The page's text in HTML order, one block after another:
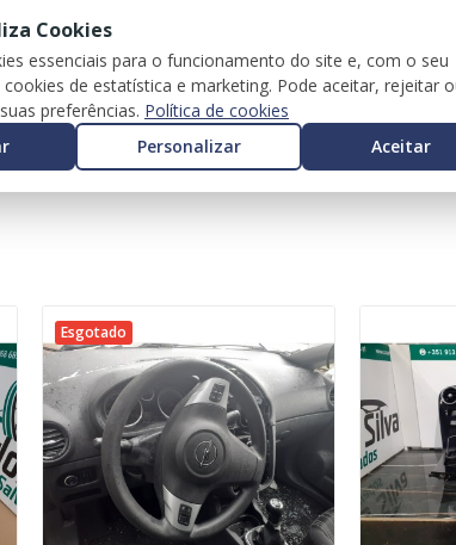
Esgotado
Cookies
essenciais para o funcionamento do site e, com o seu
de estatística e marketing. Pode aceitar, rejeitar
preferências. Política de cookies
Personalizar Aceitar